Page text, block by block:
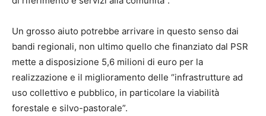
Un grosso aiuto potrebbe arrivare in questo senso dai
bandi regionali, non ultimo quello che finanziato dal PSR
mette a disposizione 5,6 milioni di euro per la
realizzazione e il miglioramento delle “infrastrutture ad
uso collettivo e pubblico, in particolare la viabilità
forestale e silvo-pastorale”.